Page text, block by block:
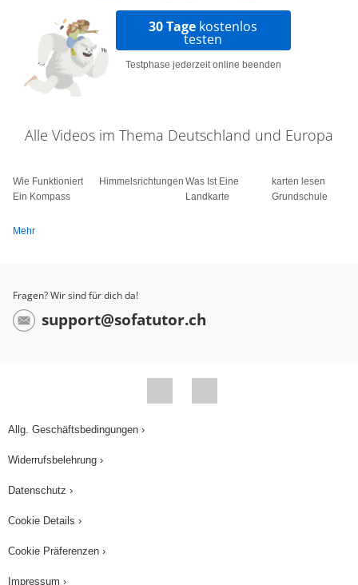
30 Tage kostenlos
testen
Testphase jederzeit online beenden
Alle Videos im Thema Deutschland und Europa
Wie Funktioniert
Ein Kompass
Himmelsrichtungen Was Ist Eine
Landkarte
karten lesen
Grundschule
Mehr
Fragen? Wir sind für dich da!
support@sofatutor.ch
Allg. Geschäftsbedingungen ›
Widerrufsbelehrung ›
Datenschutz ›
Cookie Details ›
Cookie Präferenzen ›
Impressum ›